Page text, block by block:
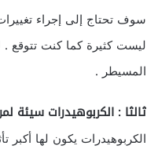
سوف تحتاج إلى إجراء
ليست كثيرة كما كنت تتوقع
المسيطر .
ثالثا : الكربوهيدرات
الكربوهيدرات يكون لها